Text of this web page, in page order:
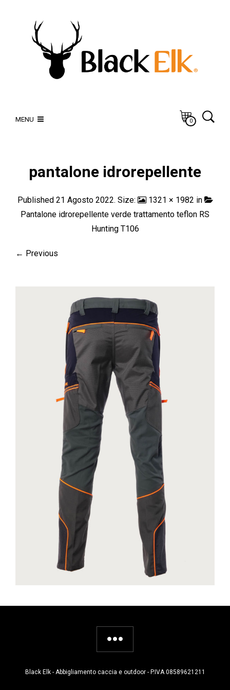
MENU 0
pantalone idrorepellente
Published 21 Agosto 2022. Size: 1321 × 1982 in
Pantalone idrorepellente verde trattamento teflon RS
Hunting T106
← Previous
Black Elk - Abbigliamento caccia e outdoor - P.IVA 08589621211